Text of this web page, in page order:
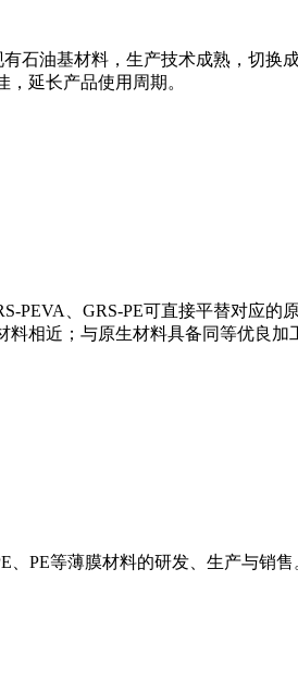
石油基材料，生产技术成熟，切
延长产品使用周期。
PEVA、GRS-PE可直接平替对应
相近；与原生材料具备同等优良加
PE等薄膜材料的研发、生产与销售